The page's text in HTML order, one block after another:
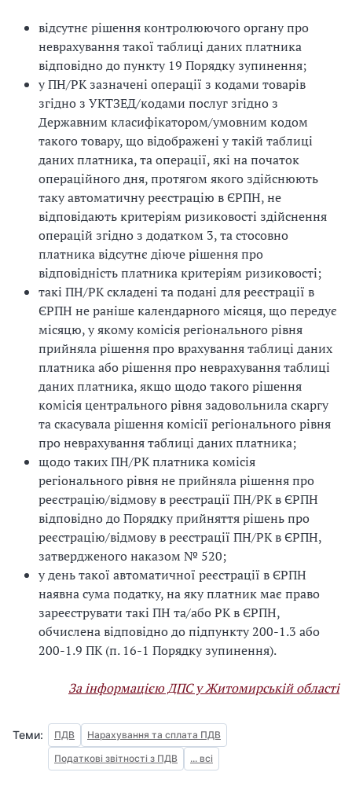
відсутнє рішення контролюючого органу про
неврахування такої таблиці даних платника
відповідно до пункту 19 Порядку зупинення;
у ПН/РК зазначені операції з кодами товарів
згідно з УКТЗЕД/кодами послуг згідно з
Державним класифікатором/умовним кодом
такого товару, що відображені у такій таблиці
даних платника, та операції, які на початок
операційного дня, протягом якого здійснюють
таку автоматичну реєстрацію в ЄРПН, не
відповідають критеріям ризиковості здійснення
операцій згідно з додатком 3, та стосовно
платника відсутнє діюче рішення про
відповідність платника критеріям ризиковості;
такі ПН/РК складені та подані для реєстрації в
ЄРПН не раніше календарного місяця, що передує
місяцю, у якому комісія регіонального рівня
прийняла рішення про врахування таблиці даних
платника або рішення про неврахування таблиці
даних платника, якщо щодо такого рішення
комісія центрального рівня задовольнила скаргу
та скасувала рішення комісії регіонального рівня
про неврахування таблиці даних платника;
щодо таких ПН/РК платника комісія
регіонального рівня не прийняла рішення про
реєстрацію/відмову в реєстрації ПН/РК в ЄРПН
відповідно до Порядку прийняття рішень про
реєстрацію/відмову в реєстрації ПН/РК в ЄРПН,
затвердженого наказом № 520;
у день такої автоматичної реєстрації в ЄРПН
наявна сума податку, на яку платник має право
зареєструвати такі ПН та/або РК в ЄРПН,
обчислена відповідно до підпункту 200-1.3 або
200-1.9 ПК (п. 16-1 Порядку зупинення).
За інформацією ДПС у Житомирській області
Теми: ПДВ
Нарахування та сплата ПДВ
Податкові звітності з ПДВ
... всі